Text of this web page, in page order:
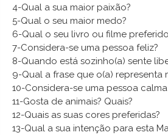
4-Qual a sua maior paixão?
5-Qual o seu maior medo?
6-Qual o seu livro ou filme
7-Considera-se uma pessoa feliz?
8-Quando está sozinho(a) sente
9-Qual a frase que o(a) representa
10-Considera-se uma pessoa
11-Gosta de animais? Quais?
12-Quais as suas cores preferidas?
13-Qual a sua intenção para esta